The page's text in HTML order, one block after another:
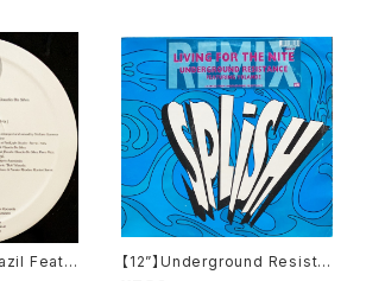
Feat.
【12”】Underground Resista